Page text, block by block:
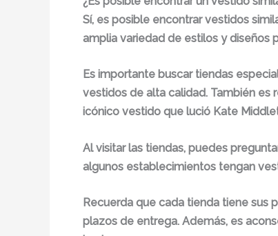
Sí, es posible encontrar vestidos
amplia variedad de estilos y diseños
Es importante buscar tiendas
vestidos de alta calidad. También es
icónico vestido que lució Kate
Al visitar las tiendas, puedes
algunos establecimientos tengan
Recuerda que cada tienda tiene sus
plazos de entrega. Además, es